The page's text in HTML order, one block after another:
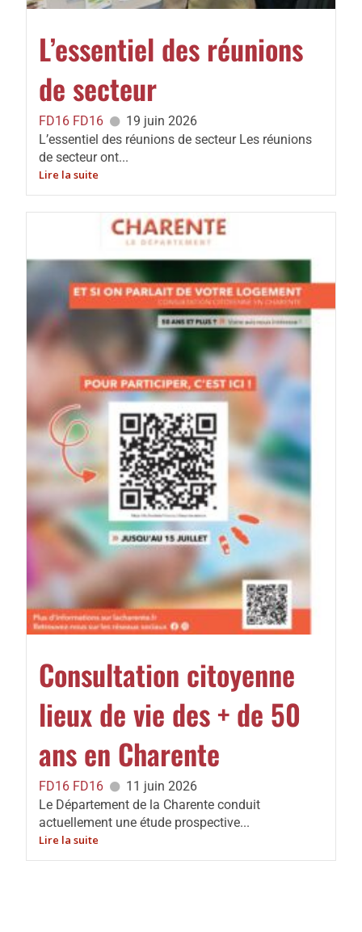
L’essentiel des réunions
de secteur
FD16 FD16
19 juin 2026
L’essentiel des réunions de secteur Les réunions
de secteur ont...
Lire la suite
Consultation citoyenne
lieux de vie des + de 50
ans en Charente
FD16 FD16
11 juin 2026
Le Département de la Charente conduit
actuellement une étude prospective...
Lire la suite